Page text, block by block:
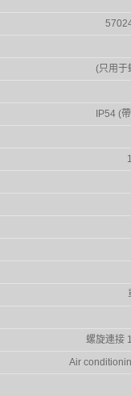
(只用于
IP54 (
螺旋連接
Air